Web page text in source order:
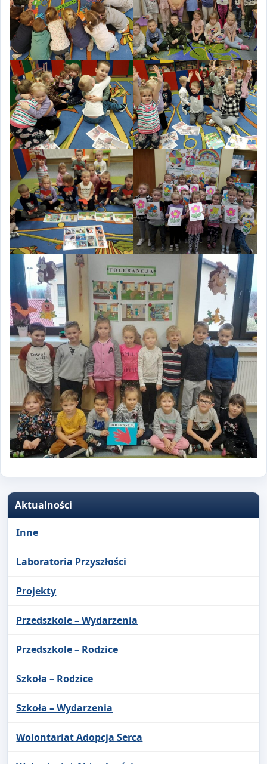
Aktualności
Inne
Laboratoria Przyszłości
Projekty
Przedszkole – Wydarzenia
Przedszkole – Rodzice
Szkoła – Rodzice
Szkoła – Wydarzenia
Wolontariat Adopcja Serca